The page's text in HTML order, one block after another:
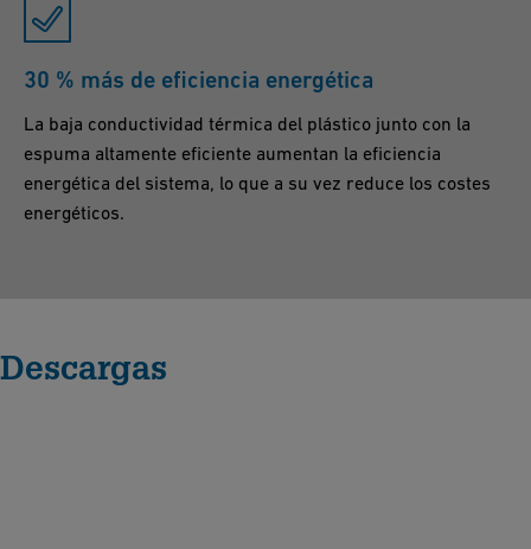
30 % más de eficiencia energética
La baja conductividad térmica del plástico junto con la
espuma altamente eficiente aumentan la eficiencia
energética del sistema, lo que a su vez reduce los costes
energéticos.
Descargas